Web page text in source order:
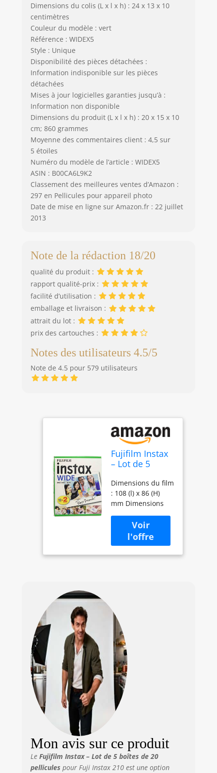
Dimensions du colis (L x l x h) : 24 x 13 x 10
centimètres
Couleur du modèle : vert
Référence : WIDEX5
Style : Unique
Disponibilité des pièces détachées :
Information indisponible sur les pièces
détachées
Mises à jour logicielles garanties jusqu’à :
Information non disponible
Dimensions du produit (L x l x h) : 20 x 15 x 10
cm; 860 grammes
Moyenne des commentaires client : 4,5 sur
5 étoiles
Numéro du modèle de l’article : WIDEX5
ASIN : B00CA6L9K2
Classement des meilleures ventes d’Amazon :
297 en Pellicules pour appareil photo
Date de mise en ligne sur Amazon.fr : 22 juillet
2013
Note de la rédaction 18/20
qualité du produit :
rapport qualité-prix :
facilité d’utilisation :
emballage et livraison :
attrait du lot :
prix des cartouches :
Notes des utilisateurs 4.5/5
Note de 4.5 pour 579 utilisateurs
Fujifilm Instax
– Lot de 5
pellicules (100
photos format
large) pour Fuji
Instax 210
Dimensions du film
: 108 (l) x 86 (H)
mm Dimensions
62 (H) mm
Quantité: 20 pièces
Mon avis sur ce produit
Le Fujifilm Instax – Lot de 5 boîtes de 20
pellicules pour Fuji Instax 210 est une option